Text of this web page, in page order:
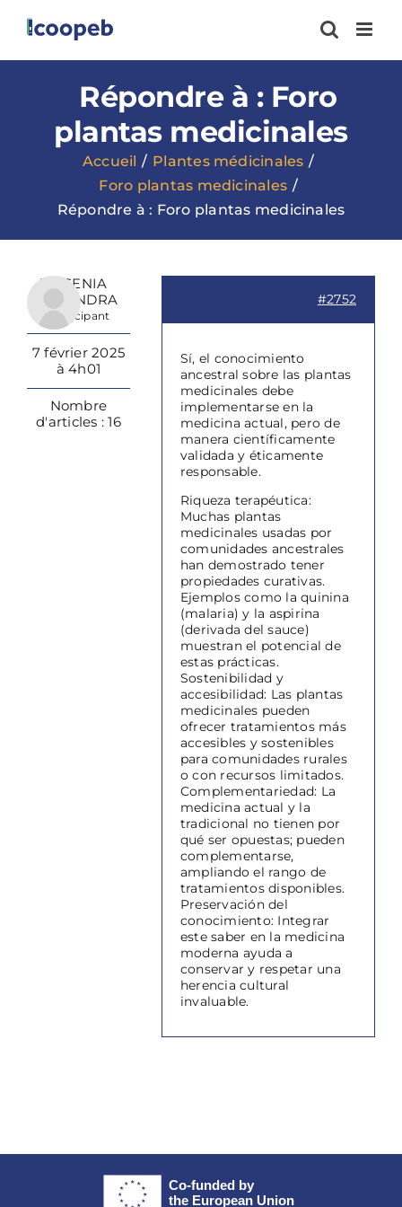
contenu
Répondre à : Foro
plantas medicinales
Accueil
Plantes médicinales
Foro plantas medicinales
Répondre à : Foro plantas medicinales
JESSENIA
ALEXANDRA
Participant
7 février 2025
à 4h01
Nombre
d'articles : 16
#2752
Sí, el conocimiento
ancestral sobre las plantas
medicinales debe
implementarse en la
medicina actual, pero de
manera científicamente
validada y éticamente
responsable.
Riqueza terapéutica:
Muchas plantas
medicinales usadas por
comunidades ancestrales
han demostrado tener
propiedades curativas.
Ejemplos como la quinina
(malaria) y la aspirina
(derivada del sauce)
muestran el potencial de
estas prácticas.
Sostenibilidad y
accesibilidad: Las plantas
medicinales pueden
ofrecer tratamientos más
accesibles y sostenibles
para comunidades rurales
o con recursos limitados.
Complementariedad: La
medicina actual y la
tradicional no tienen por
qué ser opuestas; pueden
complementarse,
ampliando el rango de
tratamientos disponibles.
Preservación del
conocimiento: Integrar
este saber en la medicina
moderna ayuda a
conservar y respetar una
herencia cultural
invaluable.